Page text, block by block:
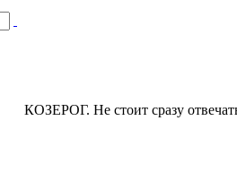
КОЗЕРОГ. Не стоит сразу